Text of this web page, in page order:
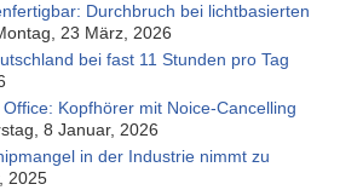
Durchbruch bei lichtbasierten
23 März, 2026
bei fast 11 Stunden pro Tag
Kopfhörer mit Noice-Cancelling
8 Januar, 2026
in der Industrie nimmt zu
2025